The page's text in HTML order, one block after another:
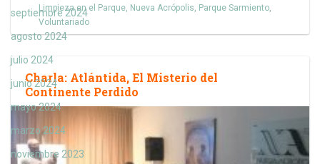
septiembre 2024
agosto 2024
julio 2024
junio 2024
mayo 2024
marzo 2024
noviembre 2023
Limpieza en el Parque, Nueva Acrópolis, Parque Sarmiento,
Voluntariado
Charla: Atlántida, El Misterio del
Continente Perdido